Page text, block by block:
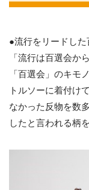
●流行をリードし
「流行は百選会か
「百選会」のキモ
トルソーに着付け
なかった反物を数
したと言われる柄